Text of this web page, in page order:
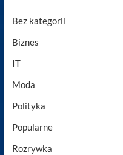
Bez kategorii
Biznes
IT
Moda
Polityka
Popularne
Rozrywka